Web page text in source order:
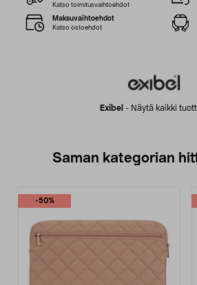
Exibel - Näytä kaikki
Katso toimitusvaihtoehdot
Maksuvaihtoehdot
Katso ostoehdot
Saman kategorian
-50%